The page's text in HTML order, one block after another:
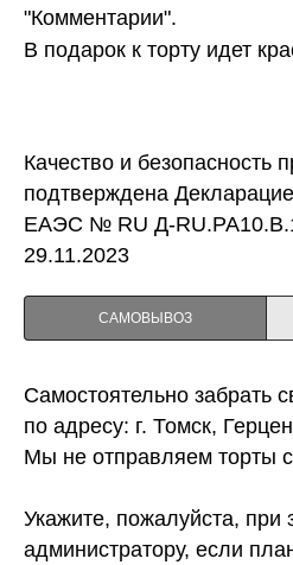
"Комментарии".
В подарок к торту идет
Качество и безопасность
подтверждена
ЕАЭС № RU Д-
29.11.2023
САМОВЫВОЗ
Самостоятельно забрать
по адресу: г. Томск,
Мы не отправляем торты с
Укажите, пожалуйста, при
администратору, если